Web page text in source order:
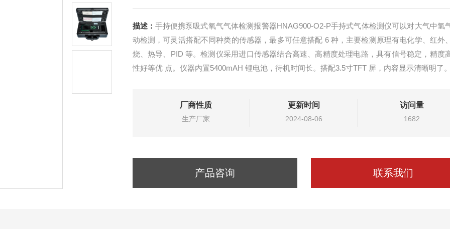
描述： 手持便携泵吸式氧气气体检测报警器HNAG900-O2-P手持式气体检测仪可以对大气中氢
动检测，可灵活搭配不同种类的传感器，最多可任意搭配 6 种，主要检测原理有电化学、红外
烧、热导、PID 等。检测仪采用进口传感器结合高速、高精度处理电路，具有信号稳定，精度
性好等优 点。仪器内置5400mAH 锂电池，待机时间长。搭配3.5寸TFT 屏，内容显示清晰明了
厂商性质
生产厂家
更新时间
2024-08-06
访问量
1682
产品咨询 联系我们